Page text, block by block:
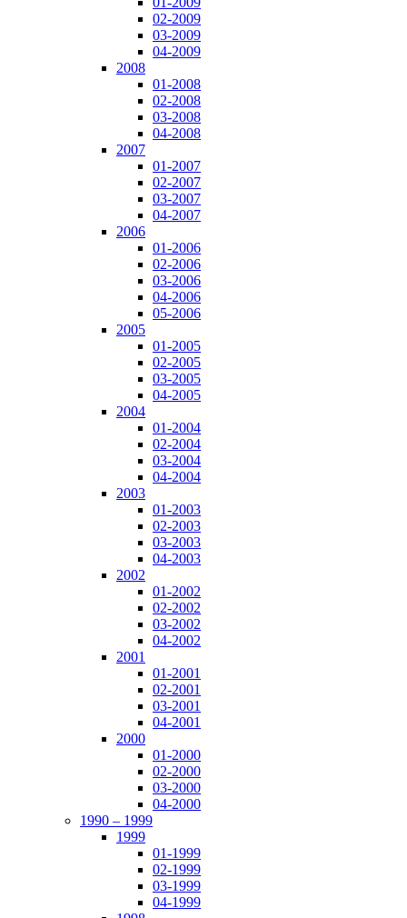
02-2009
03-2009
04-2009
2008
01-2008
02-2008
03-2008
04-2008
2007
01-2007
02-2007
03-2007
04-2007
2006
01-2006
02-2006
03-2006
04-2006
05-2006
2005
01-2005
02-2005
03-2005
04-2005
2004
01-2004
02-2004
03-2004
04-2004
2003
01-2003
02-2003
03-2003
04-2003
2002
01-2002
02-2002
03-2002
04-2002
2001
01-2001
02-2001
03-2001
04-2001
2000
01-2000
02-2000
03-2000
04-2000
1990 – 1999
1999
01-1999
02-1999
03-1999
04-1999